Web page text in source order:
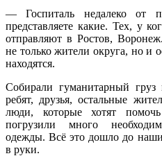
— Госпиталь недалеко от
представляете какие. Тех, у
отправляют в Ростов,
не только жители округа, но и
находятся.
Собирали гуманитарный груз
ребят, друзья, остальные
люди, которые хотят
погрузили много
одежды. Всё это дошло до
в руки.